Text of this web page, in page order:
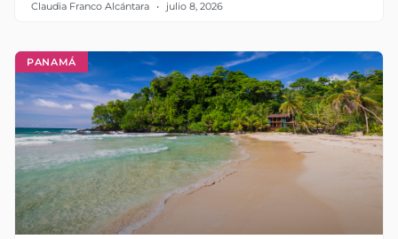
Claudia Franco Alcántara julio 8, 2026
PANAMÁ